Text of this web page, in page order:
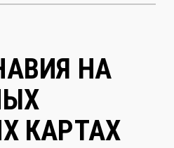
НА
КАРТАХ